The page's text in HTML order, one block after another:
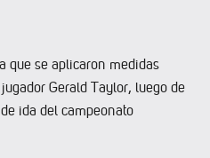
que se aplicaron medidas
Gerald Taylor, luego de
ida del campeonato